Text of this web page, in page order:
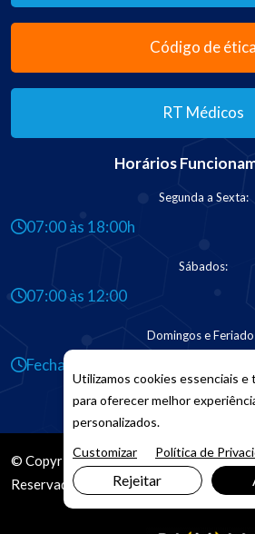
Código de ética
RT Médicos
Horários
Segunda a Sexta:
07:00 às 18:00h
Sábados:
07:00 às 12:00
Domingos e
Fechado
© Copyright 2026. DIVIAMarketing
Reservados
Utilizamos cookies essenciais e
para oferecer melhor
personalizados.
Customizar
Política de
Rejeitar